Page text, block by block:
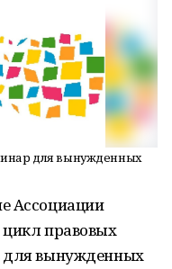
для вынужденных
Ассоциации
правовых
для вынужденных